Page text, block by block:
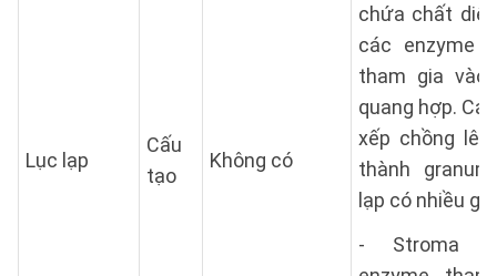
Lục lạp
Cấu
tạo
Không có
chứa chất
các enzyme
tham gia vào
quang hợp.
xếp chồng
thành
lạp có nhiều
- Stroma